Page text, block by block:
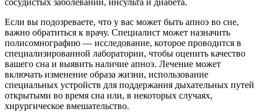
сосудистых заболеваний, инсульта и диабета.
Если вы подозреваете, что у вас может быть апноэ во сне,
важно обратиться к врачу. Специалист может назначить
полисомнографию — исследование, которое проводится в
специализированной лаборатории, чтобы оценить качество
вашего сна и выявить наличие апноэ. Лечение может
включать изменение образа жизни, использование
специальных устройств для поддержания дыхательных путей
открытыми во время сна или, в некоторых случаях,
хирургическое вмешательство.